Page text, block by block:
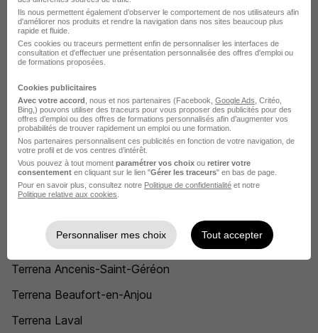
Chauffeur citerne Terrena
Technico-commercial nutrition animale Terrena
Vendeur conseil Terrena
Agent de collecte Terrena
Chauffeur routier Terrena
Technico-commercial agricole Terrena
Voir plus
Voir toutes les offres par métier chez Terrena
L'emploi chez Terrena par Ville
Terrena Ancenis-Saint-Géréon
Terrena Beaufort-en-Anjou
Terrena Laval
Ils nous permettent également d’observer le comportement de nos utilisateurs afin
d'améliorer nos produits et rendre la navigation dans nos sites beaucoup plus
rapide et fluide.
Ces cookies ou traceurs permettent enfin de personnaliser les interfaces de
consultation et d'effectuer une présentation personnalisée des offres d'emploi ou
de formations proposées.
Cookies publicitaires
Avec votre accord , nous et nos partenaires (Facebook, Google Ads , Critéo,
Bing,) pouvons utiliser des traceurs pour vous proposer des publicités pour des
offres d’emploi ou des offres de formations personnalisés afin d’augmenter vos
probabilités de trouver rapidement un emploi ou une formation.
Nos partenaires personnalisent ces publicités en fonction de votre navigation, de
votre profil et de vos centres d’intérêt.
Vous pouvez à tout moment paramétrer vos choix ou retirer votre
consentement en cliquant sur le lien "Gérer les traceurs" en bas de page.
Pour en savoir plus, consultez notre Politique de confidentialité et notre
Politique relative aux cookies
Personnaliser mes choix Tout accepter